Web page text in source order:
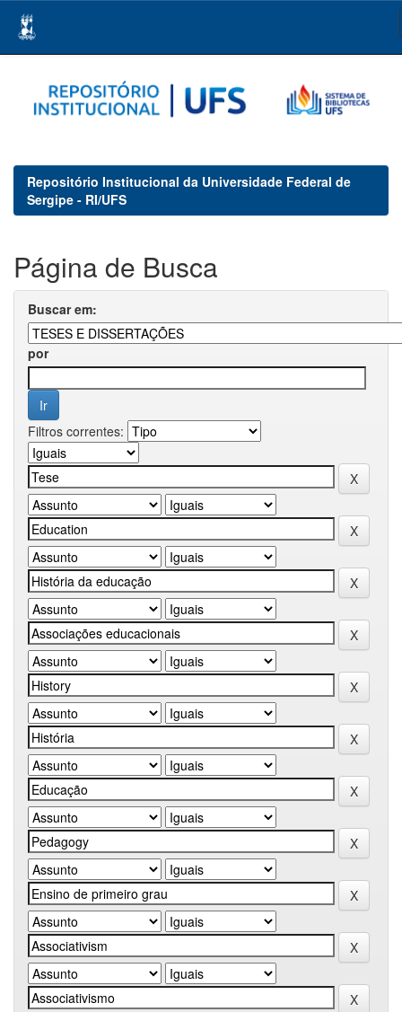
navigation
Repositório Institucional da Universidade Federal de
Sergipe - RI/UFS
Página de Busca
Buscar em:
por
Filtros correntes: